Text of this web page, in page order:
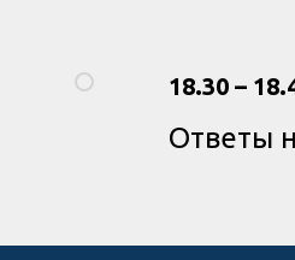
18.30 –
Ответы